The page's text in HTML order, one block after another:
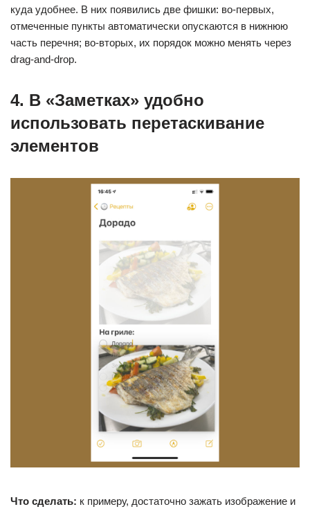
куда удобнее. В них появились две фишки: во-первых,
отмеченные пункты автоматически опускаются в нижнюю
часть перечня; во-вторых, их порядок можно менять через
drag-and-drop.
4. В «Заметках» удобно
использовать перетаскивание
элементов
Что сделать: к примеру, достаточно зажать изображение и